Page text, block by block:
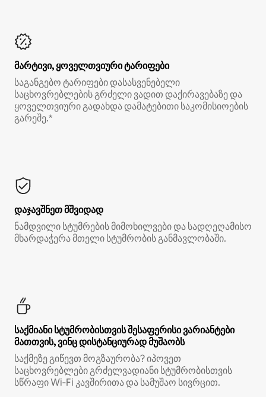
მარტივი, ყოველთვიური ტარიფები
საგანგებო ტარიფები დასასვენებელი
საცხოვრებლების გრძელი ვადით დაქირავებაზე და
ყოველთვიური გადახდა დამატებითი საკომისიოების
გარეშე.*
დაჯავშნეთ მშვიდად
ნამდვილი სტუმრების მიმოხილვები და სადღეღამისო
მხარდაჭერა მთელი სტუმრობის განმავლობაში.
საქმიანი სტუმრობისთვის შესაფერისი ვარიანტები
მათთვის, ვინც დისტანციურად მუშაობს
საქმეზე გიწევთ მოგზაურობა? იპოვეთ
საცხოვრებლები გრძელვადიანი სტუმრობისთვის
სწრაფი Wi‑Fi კავშირითა და სამუშაო სივრცით.